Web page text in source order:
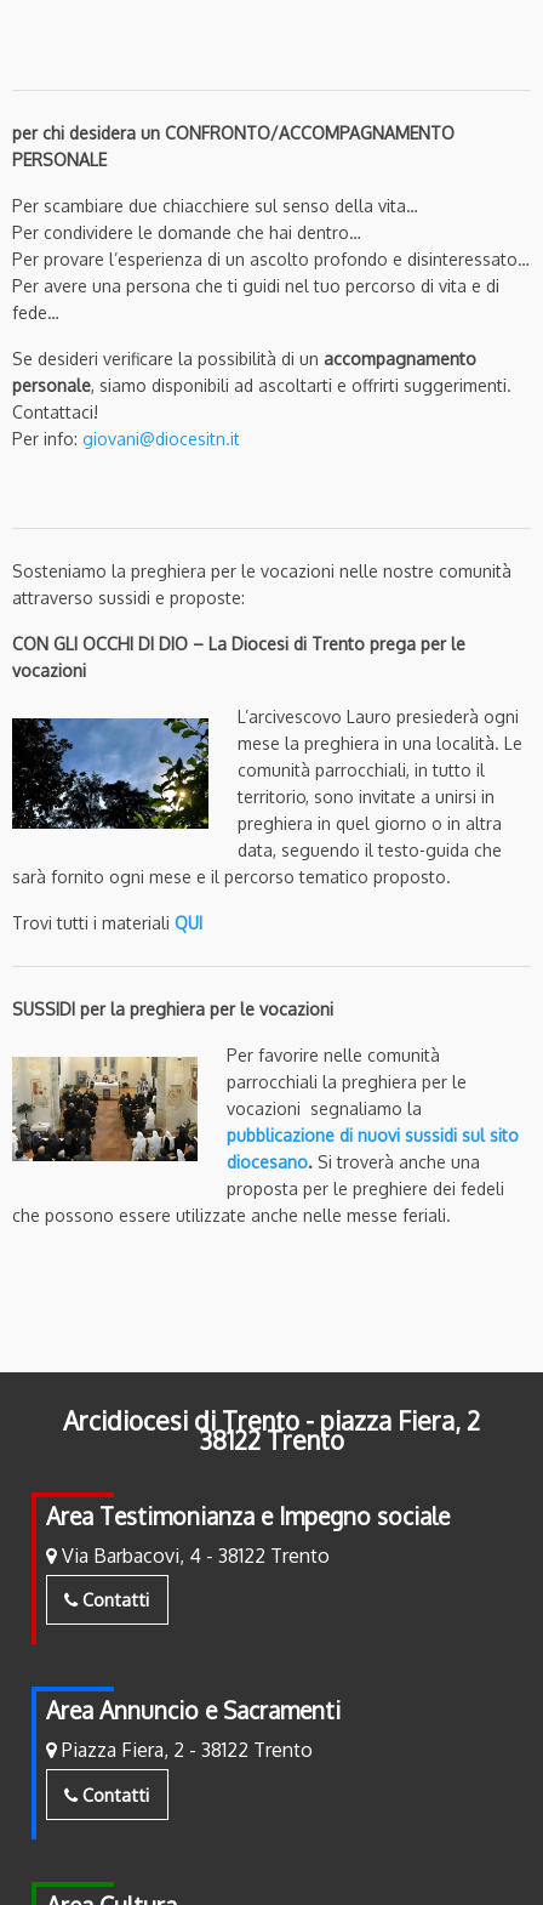
per chi desidera un CONFRONTO/ACCOMPAGNAMENTO
PERSONALE
Per scambiare due chiacchiere sul senso della vita…
Per condividere le domande che hai dentro…
Per provare l’esperienza di un ascolto profondo e disinteressato…
Per avere una persona che ti guidi nel tuo percorso di vita e di
fede…
Se desideri verificare la possibilità di un accompagnamento
personale, siamo disponibili ad ascoltarti e offrirti suggerimenti.
Contattaci!
Per info: giovani@diocesitn.it
Sosteniamo la preghiera per le vocazioni nelle nostre comunità
attraverso sussidi e proposte:
CON GLI OCCHI DI DIO – La Diocesi di Trento prega per le
vocazioni
L’arcivescovo Lauro presiederà ogni
mese la preghiera in una località. Le
comunità parrocchiali, in tutto il
territorio, sono invitate a unirsi in
preghiera in quel giorno o in altra
data, seguendo il testo-guida che
sarà fornito ogni mese e il percorso tematico proposto.
Trovi tutti i materiali QUI
SUSSIDI per la preghiera per le vocazioni
Per favorire nelle comunità
parrocchiali la preghiera per le
vocazioni segnaliamo la
pubblicazione di nuovi sussidi sul sito
diocesano. Si troverà anche una
proposta per le preghiere dei fedeli
che possono essere utilizzate anche nelle messe feriali.
Arcidiocesi di Trento - piazza Fiera, 2
38122 Trento
Area Testimonianza e Impegno sociale
Via Barbacovi, 4 - 38122 Trento
Contatti
Area Annuncio e Sacramenti
Piazza Fiera, 2 - 38122 Trento
Contatti